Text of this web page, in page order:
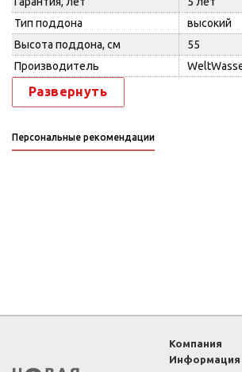
Тип поддона
высокий
Высота поддона, см
55
Производитель
Развернуть
Персональные рекомендации
Компания
Информация